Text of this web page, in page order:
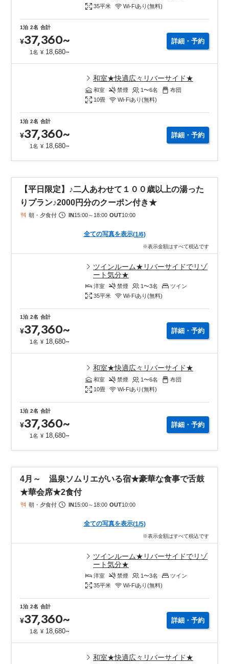
35平米 Wi-Fiあり(無料)
1泊 2名 合計
¥37,360~
1名 ¥ 18,680~
詳細・予約
和室★快適広々リバーサイド★
和室 禁煙 1〜6名
布団
10畳 Wi-Fiあり(無料)
1泊 2名 合計
¥37,360~
1名 ¥ 18,680~
詳細・予約
【平日限定】♪二人あわせて１００歳以上の湯った
りプラン♪2000円分のクーポン付き★
朝・夕食付 IN15:00～ 18:00 OUT10:00
全ての写真を表示(1/6)
※表示金額はすべて税込です
ツインルーム★リバーサイドでリゾ
ート気分★
洋室 禁煙 1〜3名
ツイン
35平米 Wi-Fiあり(無料)
1泊 2名 合計
¥37,360~
1名 ¥ 18,680~
詳細・予約
和室★快適広々リバーサイド★
和室 禁煙 1〜6名
布団
10畳 Wi-Fiあり(無料)
1泊 2名 合計
¥37,360~
1名 ¥ 18,680~
詳細・予約
4月～ 温泉ソムリエがいる宿★豪華な食事で舌鼓
★華会席★2食付
朝・夕食付 IN15:00～ 18:00 OUT10:00
全ての写真を表示(1/5)
※表示金額はすべて税込です
ツインルーム★リバーサイドでリゾ
ート気分★
洋室 禁煙 1〜3名
ツイン
35平米 Wi-Fiあり(無料)
1泊 2名 合計
¥37,360~
1名 ¥ 18,680~
詳細・予約
和室★快適広々リバーサイド★